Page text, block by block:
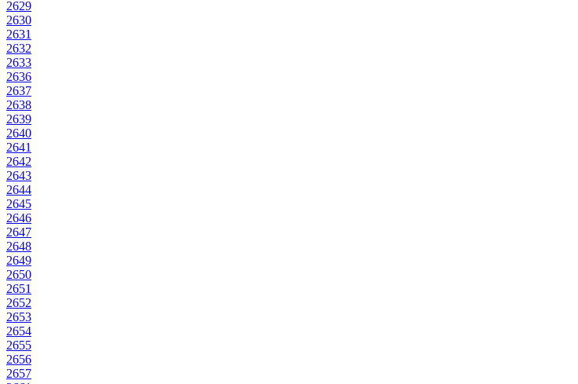
2629
2630
2631
2632
2633
2636
2637
2638
2639
2640
2641
2642
2643
2644
2645
2646
2647
2648
2649
2650
2651
2652
2653
2654
2655
2656
2657